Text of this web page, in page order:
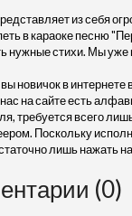
из себя
в караоке песню
нужные стихи. Мы уже
новичок в интернете
на сайте есть
требуется всего
Поскольку
лишь нажать
(0)